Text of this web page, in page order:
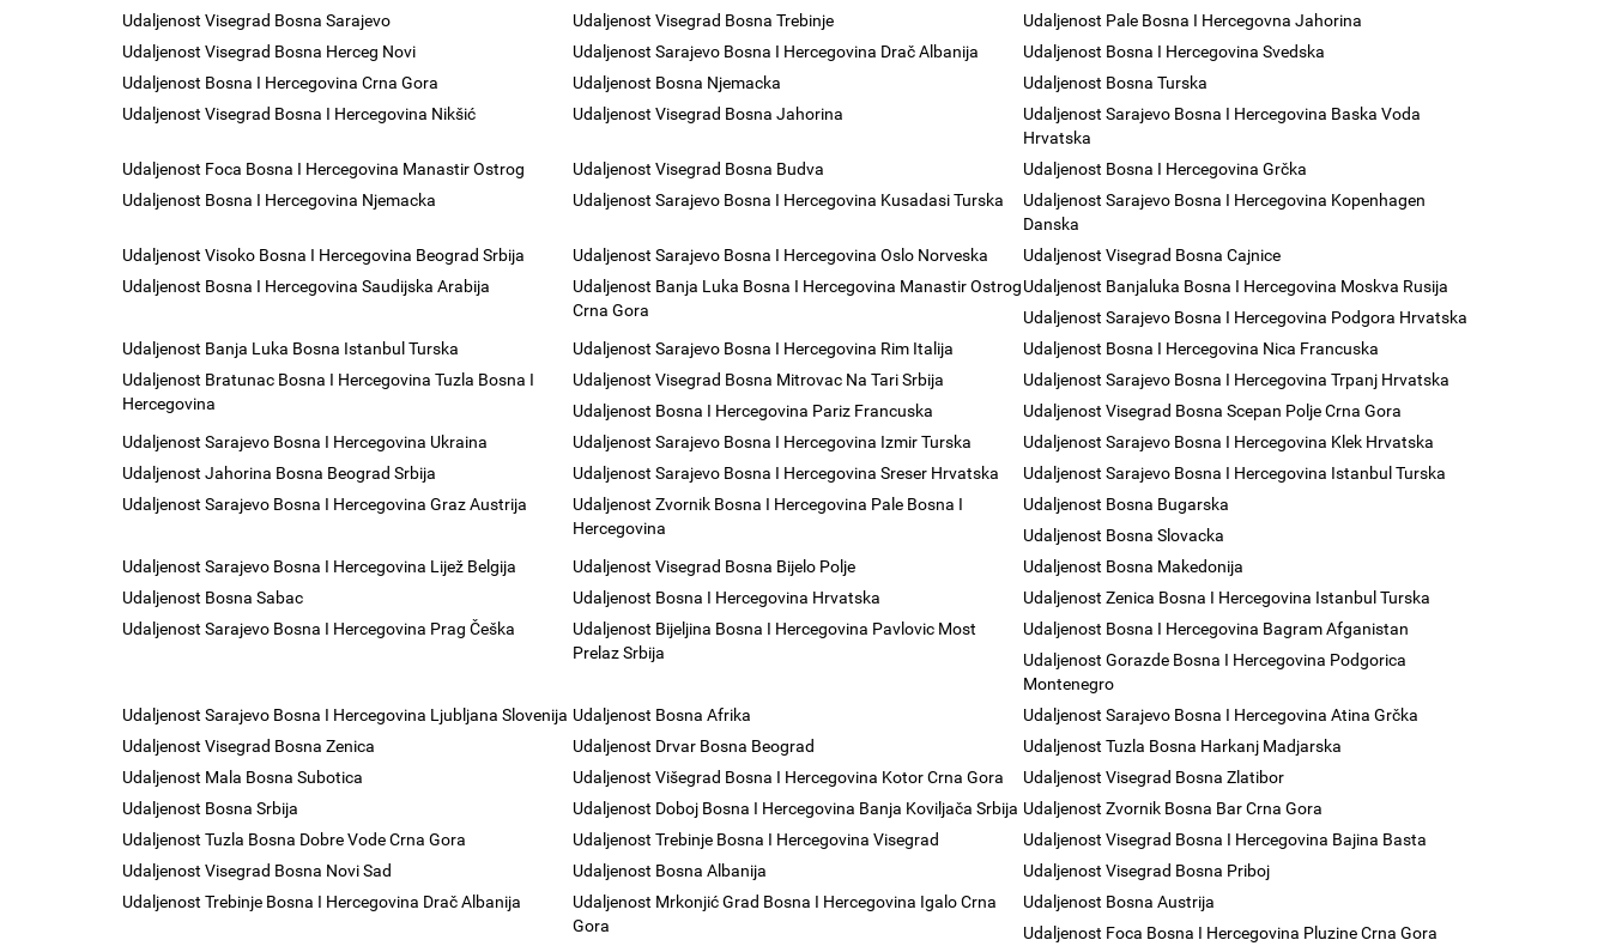
Udaljenost Visegrad Bosna Sarajevo Udaljenost Visegrad Bosna Trebinje
Udaljenost Pale Bosna I Hercegovna Jahorina
Udaljenost Visegrad Bosna Herceg Novi
Udaljenost Sarajevo Bosna I Hercegovina Drač Albanija
Udaljenost Bosna I Hercegovina Svedska
Udaljenost Bosna I Hercegovina Crna Gora
Udaljenost Bosna Njemacka
Udaljenost Bosna Turska
Udaljenost Visegrad Bosna I Hercegovina Nikšić
Udaljenost Visegrad Bosna Jahorina
Udaljenost Sarajevo Bosna I Hercegovina Baska Voda
Hrvatska
Udaljenost Foca Bosna I Hercegovina Manastir Ostrog
Udaljenost Visegrad Bosna Budva
Udaljenost Bosna I Hercegovina Grčka
Udaljenost Bosna I Hercegovina Njemacka
Udaljenost Sarajevo Bosna I Hercegovina Kusadasi Turska
Udaljenost Sarajevo Bosna I Hercegovina Kopenhagen
Danska
Udaljenost Visoko Bosna I Hercegovina Beograd Srbija
Udaljenost Sarajevo Bosna I Hercegovina Oslo Norveska
Udaljenost Visegrad Bosna Cajnice
Udaljenost Bosna I Hercegovina Saudijska Arabija
Udaljenost Banja Luka Bosna I Hercegovina Manastir Ostrog
Crna Gora
Udaljenost Banjaluka Bosna I Hercegovina Moskva Rusija
Udaljenost Sarajevo Bosna I Hercegovina Podgora Hrvatska
Udaljenost Banja Luka Bosna Istanbul Turska
Udaljenost Sarajevo Bosna I Hercegovina Rim Italija
Udaljenost Bosna I Hercegovina Nica Francuska
Udaljenost Bratunac Bosna I Hercegovina Tuzla Bosna I
Hercegovina
Udaljenost Visegrad Bosna Mitrovac Na Tari Srbija
Udaljenost Sarajevo Bosna I Hercegovina Trpanj Hrvatska
Udaljenost Bosna I Hercegovina Pariz Francuska
Udaljenost Visegrad Bosna Scepan Polje Crna Gora
Udaljenost Sarajevo Bosna I Hercegovina Ukraina
Udaljenost Sarajevo Bosna I Hercegovina Izmir Turska
Udaljenost Sarajevo Bosna I Hercegovina Klek Hrvatska
Udaljenost Jahorina Bosna Beograd Srbija
Udaljenost Sarajevo Bosna I Hercegovina Sreser Hrvatska
Udaljenost Sarajevo Bosna I Hercegovina Istanbul Turska
Udaljenost Sarajevo Bosna I Hercegovina Graz Austrija
Udaljenost Zvornik Bosna I Hercegovina Pale Bosna I
Hercegovina
Udaljenost Bosna Bugarska
Udaljenost Bosna Slovacka
Udaljenost Sarajevo Bosna I Hercegovina Lijež Belgija
Udaljenost Visegrad Bosna Bijelo Polje
Udaljenost Bosna Makedonija
Udaljenost Bosna Sabac
Udaljenost Bosna I Hercegovina Hrvatska
Udaljenost Zenica Bosna I Hercegovina Istanbul Turska
Udaljenost Sarajevo Bosna I Hercegovina Prag Češka
Udaljenost Bijeljina Bosna I Hercegovina Pavlovic Most
Prelaz Srbija
Udaljenost Bosna I Hercegovina Bagram Afganistan
Udaljenost Gorazde Bosna I Hercegovina Podgorica
Montenegro
Udaljenost Sarajevo Bosna I Hercegovina Ljubljana Slovenija Udaljenost Bosna Afrika
Udaljenost Sarajevo Bosna I Hercegovina Atina Grčka
Udaljenost Visegrad Bosna Zenica
Udaljenost Drvar Bosna Beograd
Udaljenost Tuzla Bosna Harkanj Madjarska
Udaljenost Mala Bosna Subotica
Udaljenost Višegrad Bosna I Hercegovina Kotor Crna Gora
Udaljenost Visegrad Bosna Zlatibor
Udaljenost Bosna Srbija
Udaljenost Doboj Bosna I Hercegovina Banja Koviljača Srbija Udaljenost Zvornik Bosna Bar Crna Gora
Udaljenost Tuzla Bosna Dobre Vode Crna Gora
Udaljenost Trebinje Bosna I Hercegovina Visegrad
Udaljenost Visegrad Bosna I Hercegovina Bajina Basta
Udaljenost Visegrad Bosna Novi Sad
Udaljenost Bosna Albanija
Udaljenost Visegrad Bosna Priboj
Udaljenost Trebinje Bosna I Hercegovina Drač Albanija
Udaljenost Mrkonjić Grad Bosna I Hercegovina Igalo Crna
Gora
Udaljenost Bosna Austrija
Udaljenost Foca Bosna I Hercegovina Pluzine Crna Gora